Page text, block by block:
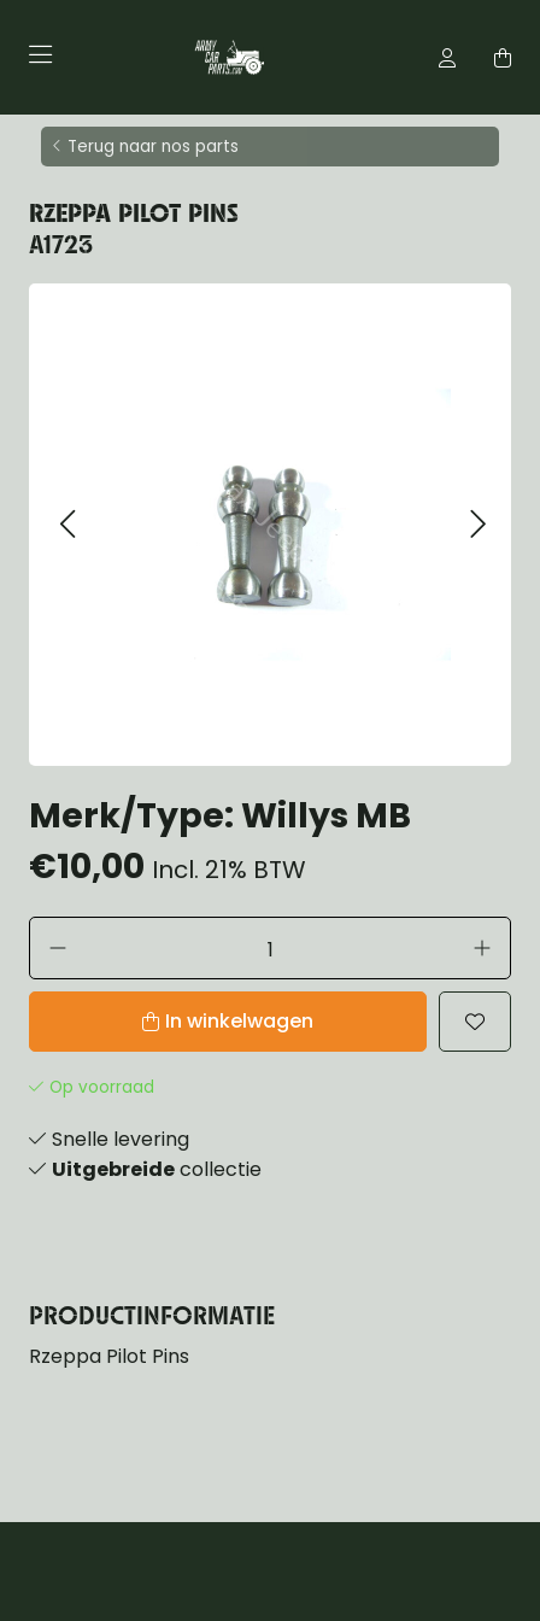
Terug naar nos parts
RZEPPA PILOT PINS
A1723
Merk/Type: Willys MB
€10,00 Incl. 21% BTW
In winkelwagen
Op voorraad
Snelle levering
Uitgebreidecollectie
PRODUCTINFORMATIE
Rzeppa Pilot Pins